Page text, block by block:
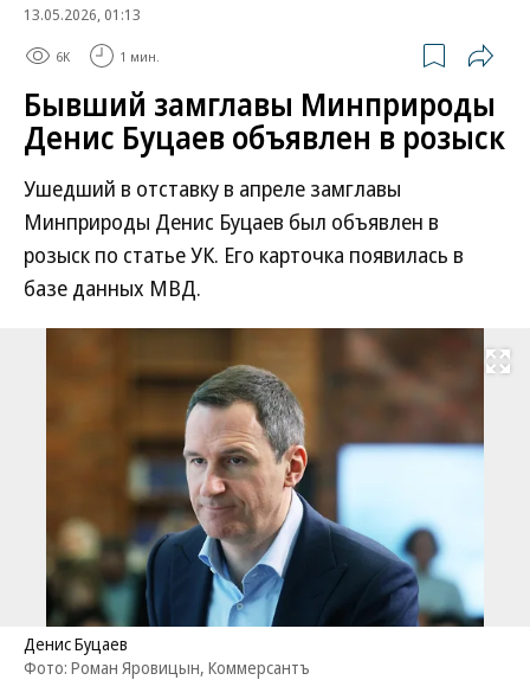
13.05.2026, 01:13
6K 1 мин.
Бывший замглавы Минприроды
Денис Буцаев объявлен в розыск
Ушедший в отставку в апреле замглавы
Минприроды Денис Буцаев был объявлен в
розыск по статье УК. Его карточка появилась в
базе данных МВД.
Развернуть
Денис Буцаев
Фото: Роман Яровицын, Коммерсантъ